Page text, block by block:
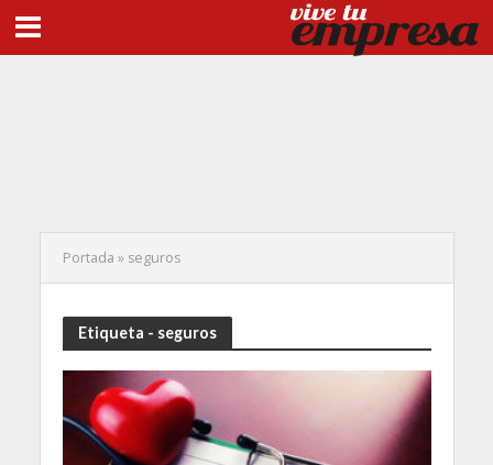
Portada » seguros
Etiqueta - seguros